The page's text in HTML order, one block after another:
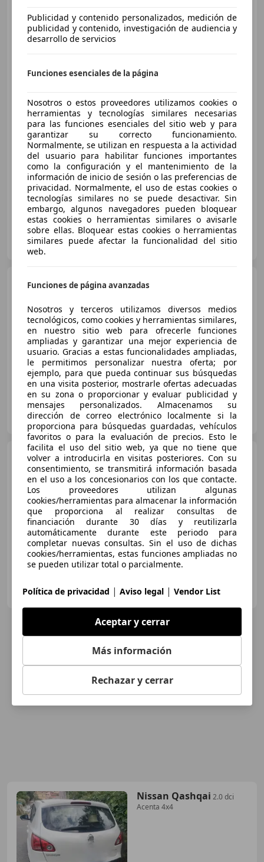
€ 4.000
12/2015 330.000 km Diésel 110 kW (150 CV)
Particular
IT-74023 Grottaglie
Nissan Qashqai
€ 3.500
04/2010 225.000 km Diésel 110 kW (150 CV)
Autobic srl
IT-10024 Moncalieri - To
Nissan QashqaiDiesel 2.0
dCi DPF I-Way
€ 3.499
07/2009 195.000 km Diésel 110 kW (150 CV)
DE-24145 Kiel
Nissan Qashqai 2.0 dci
Acenta 4x4
Publicidad y contenido personalizados, medición de
publicidad y contenido, investigación de audiencia y
desarrollo de servicios
Funciones esenciales de la página
Nosotros o estos proveedores utilizamos cookies o
herramientas y tecnologías similares necesarias
para las funciones esenciales del sitio web y para
garantizar su correcto funcionamiento.
Normalmente, se utilizan en respuesta a la actividad
del usuario para habilitar funciones importantes
como la configuración y el mantenimiento de la
información de inicio de sesión o las preferencias de
privacidad. Normalmente, el uso de estas cookies o
tecnologías similares no se puede desactivar. Sin
embargo, algunos navegadores pueden bloquear
estas cookies o herramientas similares o avisarle
sobre ellas. Bloquear estas cookies o herramientas
similares puede afectar la funcionalidad del sitio
web.
Funciones de página avanzadas
Nosotros y terceros utilizamos diversos medios
tecnológicos, como cookies y herramientas similares,
en nuestro sitio web para ofrecerle funciones
ampliadas y garantizar una mejor experiencia de
usuario. Gracias a estas funcionalidades ampliadas,
le permitimos personalizar nuestra oferta; por
ejemplo, para que pueda continuar sus búsquedas
en una visita posterior, mostrarle ofertas adecuadas
en su zona o proporcionar y evaluar publicidad y
mensajes personalizados. Almacenamos su
dirección de correo electrónico localmente si la
proporciona para búsquedas guardadas, vehículos
favoritos o para la evaluación de precios. Esto le
facilita el uso del sitio web, ya que no tiene que
volver a introducirla en visitas posteriores. Con su
consentimiento, se transmitirá información basada
en el uso a los concesionarios con los que contacte.
Los proveedores utilizan algunas
cookies/herramientas para almacenar la información
que proporciona al realizar consultas de
financiación durante 30 días y reutilizarla
automáticamente durante este periodo para
completar nuevas consultas. Sin el uso de dichas
cookies/herramientas, estas funciones ampliadas no
se pueden utilizar total o parcialmente.
Política de privacidad | Aviso legal | Vendor List
Aceptar y cerrar
Más información
Rechazar y cerrar